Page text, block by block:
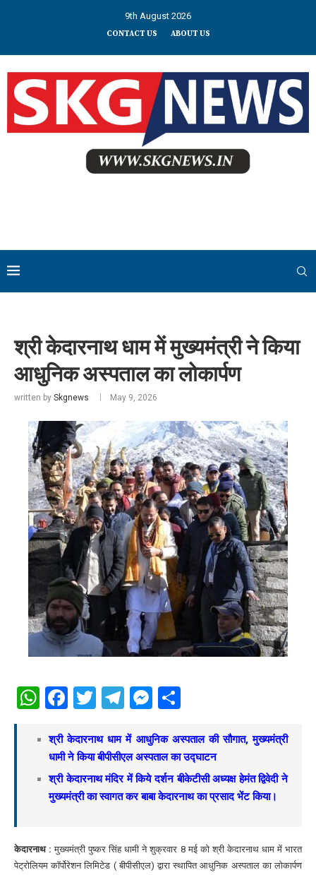
9th August 2026
CONTACT US ABOUT US
श्री केदारनाथ धाम में मुख्यमंत्री ने किया
आधुनिक अस्पताल का लोकार्पण
written by Skgnews May 9, 2026
WhatsApp
Facebook
Twitter
Telegram
Messenger
श्री केदारनाथ धाम में आधुनिक अस्पताल की सौगात, मुख्यमंत्री
धामी ने किया बीपीसीएल अस्पताल का उद्घाटन
श्री केदारनाथ मंदिर में किये दर्शन बीकेटीसी अध्यक्ष हेमंत द्विवेदी ने
मुख्यमंत्री का स्वागत कर बाबा केदारनाथ का प्रसाद भेंट किया।
केदारनाथ :मुख्यमंत्री पुष्कर सिंह धामी ने शुक्रवार 8 मई को श्री केदारनाथ धाम में भारत
पेट्रोलियम कॉर्पोरेशन लिमिटेड ( बीपीसीएल) द्वारा स्थापित आधुनिक अस्पताल का लोकार्पण